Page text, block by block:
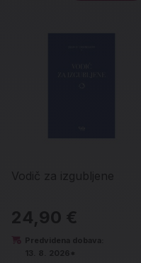
Vodič za izgubljene
24,90 €
Predvidena dobava:
13. 8. 2026*